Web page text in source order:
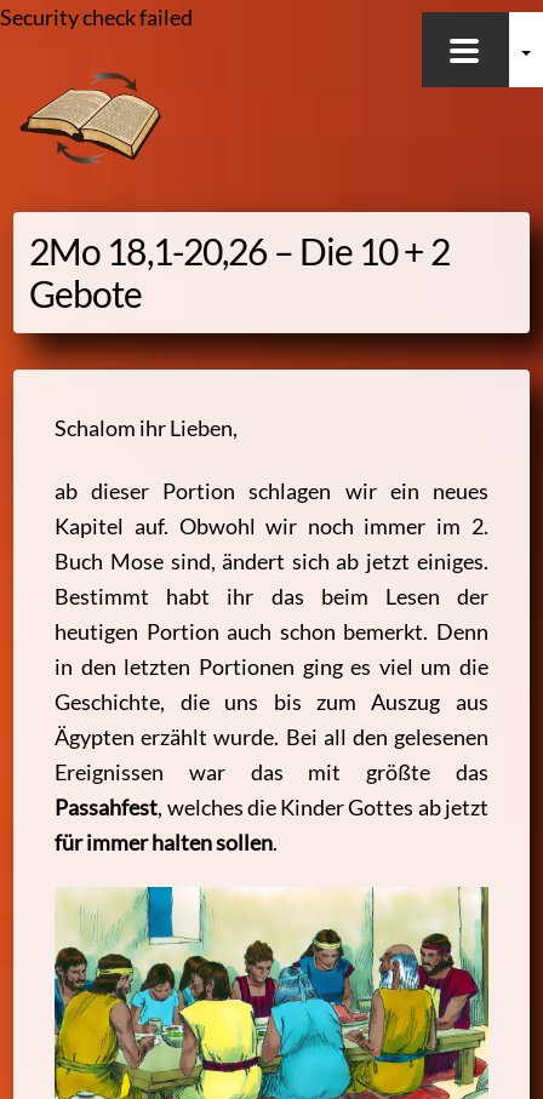
Security check failed
content
2Mo 18,1-20,26 – Die 10 + 2
Gebote
Schalom ihr Lieben,
ab dieser Portion schlagen wir ein neues
Kapitel auf. Obwohl wir noch immer im 2.
Buch Mose sind, ändert sich ab jetzt einiges.
Bestimmt habt ihr das beim Lesen der
heutigen Portion auch schon bemerkt. Denn
in den letzten Portionen ging es viel um die
Geschichte, die uns bis zum Auszug aus
Ägypten erzählt wurde. Bei all den gelesenen
Ereignissen war das mit größte das
Passahfest, welches die Kinder Gottes ab jetzt
für immer halten sollen.